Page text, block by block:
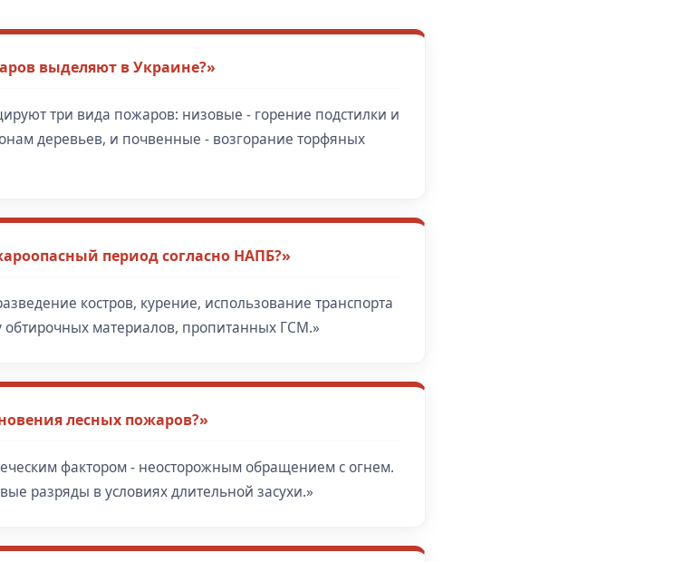
выделяют в Украине?»
три вида пожаров: низовые - горение подстилки и
деревьев, и почвенные - возгорание торфяных
период согласно НАПБ?»
костров, курение, использование транспорта
обтирочных материалов, пропитанных ГСМ.»
лесных пожаров?»
фактором - неосторожным обращением с огнем.
разряды в условиях длительной засухи.»